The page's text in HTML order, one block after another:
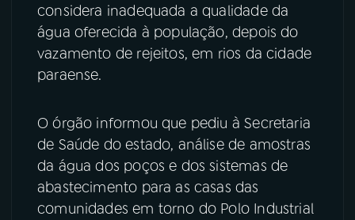
TikTok
considera inadequada a qualidade da
água oferecida à população, depois do
vazamento de rejeitos, em rios da cidade
paraense.
O órgão informou que pediu à Secretaria
de Saúde do estado, análise de amostras
da água dos poços e dos sistemas de
abastecimento para as casas das
comunidades em torno do Polo Industrial